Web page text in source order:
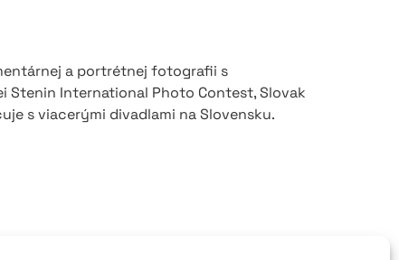
a portrétnej fotografii s
Stenin International Photo Contest, Slovak
s viacerými divadlami na Slovensku.